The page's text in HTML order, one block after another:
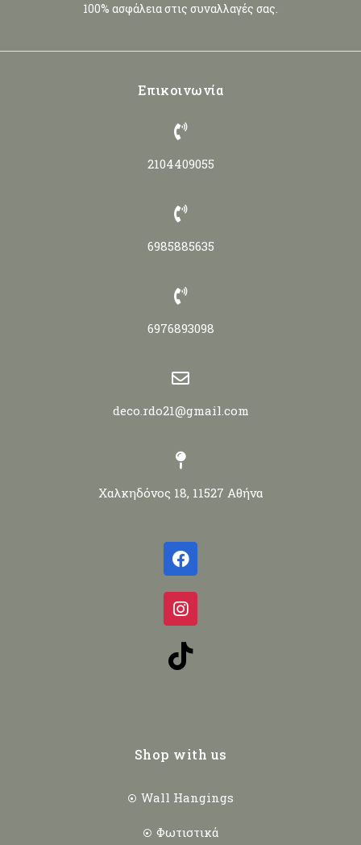
100% ασφάλεια στις συναλλαγές σας.
Επικοινωνία
2104409055
6985885635
6976893098
deco.rdo21@gmail.com
Χαλκηδόνος 18, 11527 Αθήνα
Shop with us
Wall Hangings
Φωτιστικά